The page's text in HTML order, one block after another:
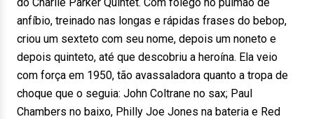
anfíbio, treinado nas longas e rápidas frases do bebop,
criou um sexteto com seu nome, depois um noneto e
depois quinteto, até que descobriu a heroína. Ela veio
com força em 1950, tão avassaladora quanto a tropa de
choque que o seguia: John Coltrane no sax; Paul
Chambers no baixo, Philly Joe Jones na bateria e Red